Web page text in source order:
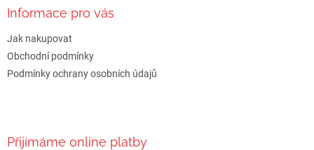
Informace pro vás
Jak nakupovat
Obchodní podmínky
Podmínky ochrany osobních údajů
Přijímáme online platby